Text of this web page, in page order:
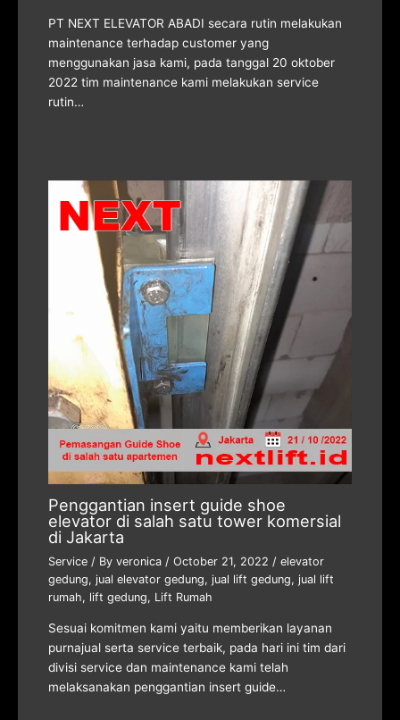
PT NEXT ELEVATOR ABADI secara rutin melakukan
maintenance terhadap customer yang
menggunakan jasa kami, pada tanggal 20 oktober
2022 tim maintenance kami melakukan service
rutin…
Penggantian insert guide shoe
elevator di salah satu tower komersial
di Jakarta
Service / Byveronica /October 21, 2022 /elevator
gedung, jual elevator gedung, jual lift gedung, jual lift
rumah, lift gedung, Lift Rumah
Sesuai komitmen kami yaitu memberikan layanan
purnajual serta service terbaik, pada hari ini tim dari
divisi service dan maintenance kami telah
melaksanakan penggantian insert guide…